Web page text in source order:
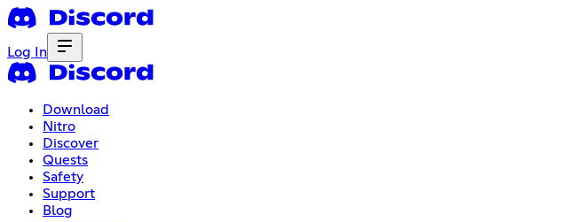
Log In
Download
Nitro
Discover
Quests
Safety
Support
Blog